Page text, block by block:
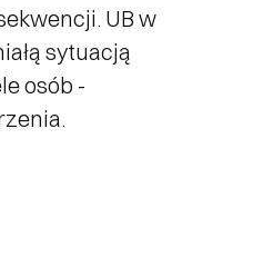
UB w
sytuacją
osób -